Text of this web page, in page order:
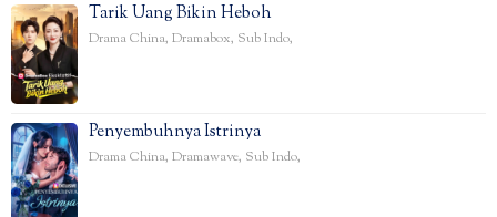
Tarik Uang Bikin Heboh
Drama China, Dramabox, Sub Indo,
Penyembuhnya Istrinya
Drama China, Dramawave, Sub Indo,